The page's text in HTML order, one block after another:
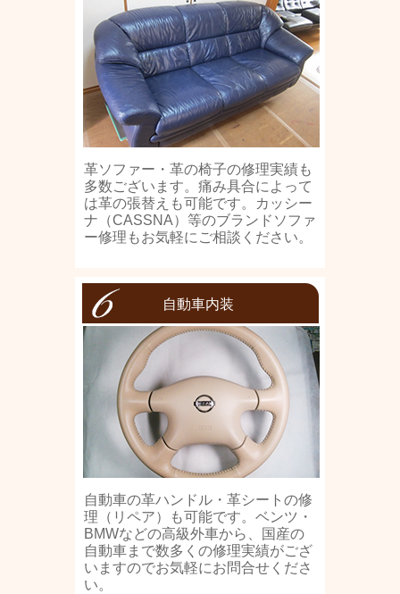
革ソファー・革の椅子の修理実績も
多数ございます。痛み具合によって
は革の張替えも可能です。カッシー
ナ（CASSNA）等のブランドソファ
ー修理もお気軽にご相談ください。
自動車内装
自動車の革ハンドル・革シートの修
理（リペア）も可能です。ベンツ・
BMWなどの高級外車から、国産の
自動車まで数多くの修理実績がござ
いますのでお気軽にお問合せくださ
い。